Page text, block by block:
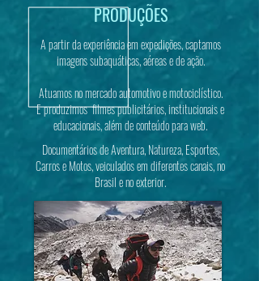
PRODUÇÕES
A partir da experiência em expedições, captamos
imagens subaquáticas, aéreas e de ação.
Atuamos no mercado automotivo e motociclístico.
E produzimos filmes publicitários, institucionais e
educacionais, além de conteúdo para web.
Documentários de Aventura, Natureza, Esportes,
Carros e Motos, veiculados em diferentes canais, no
Brasil e no exterior.